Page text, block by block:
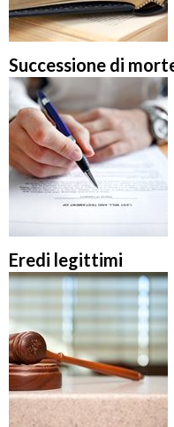
Successione di
Eredi legittimi